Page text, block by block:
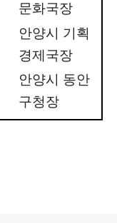
문화국장
안양시 기획
경제국장
안양시 동안
구청장